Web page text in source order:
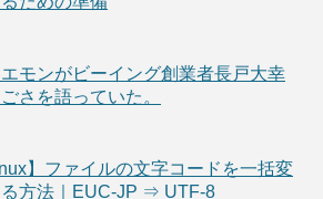
モンがビーイング創業者長戸大幸
さを語っていた。
】ファイルの文字コードを一括変
方法｜EUC-JP ⇒ UTF-8